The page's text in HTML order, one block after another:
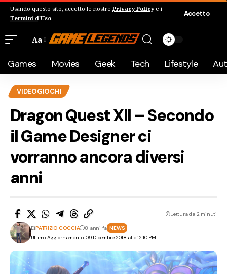
Usando questo sito, accetto le nostre Privacy Policye i
Termini d'Uso.
Accetto
Aa
Games Movies Geek Tech Lifestyle
VIDEOGIOCHI
Dragon Quest XII – Secondo
il Game Designer ci
vorranno ancora diversi
anni
Ultimo Aggiornamento: 09 Dicembre 2018 alle 12:10 PM
DiPATRIZIO COCCIA 8 anni fa NEWS
Lettura da 2 minuti